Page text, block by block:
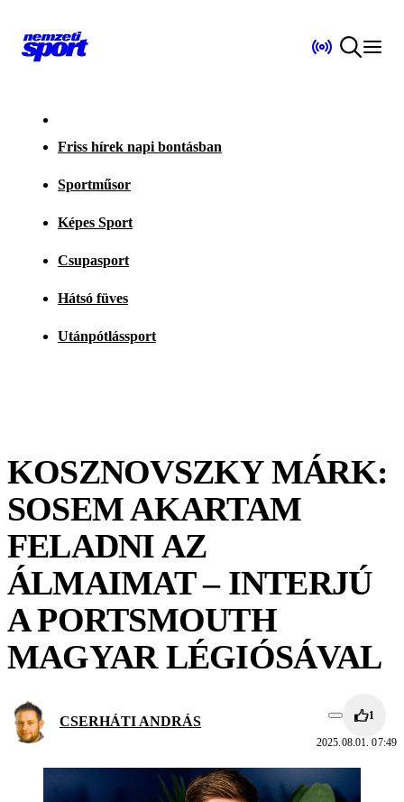
Friss hírek napi bontásban
Sportműsor
Képes Sport
Csupasport
Hátsó füves
Utánpótlássport
KOSZNOVSZKY MÁRK:
SOSEM AKARTAM
FELADNI AZ
ÁLMAIMAT – INTERJÚ
A PORTSMOUTH
MAGYAR LÉGIÓSÁVAL
CSERHÁTI ANDRÁS 1
2025.08.01. 07:49